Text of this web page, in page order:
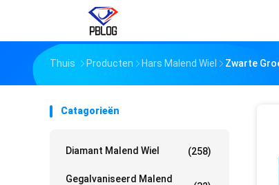
Thuis Producten Hars Malend Wiel Zwarte
Catagorieën
Diamant Malend Wiel (258)
Gegalvaniseerd Malend